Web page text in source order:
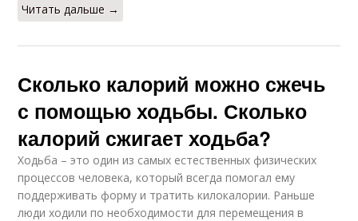
Читать дальше →
Сколько калорий можно сжечь
с помощью ходьбы. Сколько
калорий сжигает ходьба?
Ходьба – это один из самых естественных физических
процессов человека, который всегда помогал ему
поддерживать форму и тратить килокалории. Раньше
люди ходили по необходимости для перемещения в